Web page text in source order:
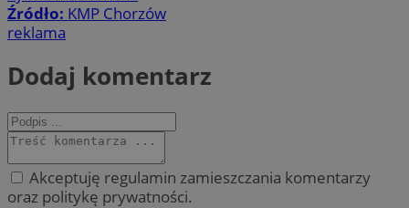
Źródło: KMP Chorzów
reklama
Dodaj komentarz
Akceptuję regulamin zamieszczania komentarzy
oraz politykę prywatności.